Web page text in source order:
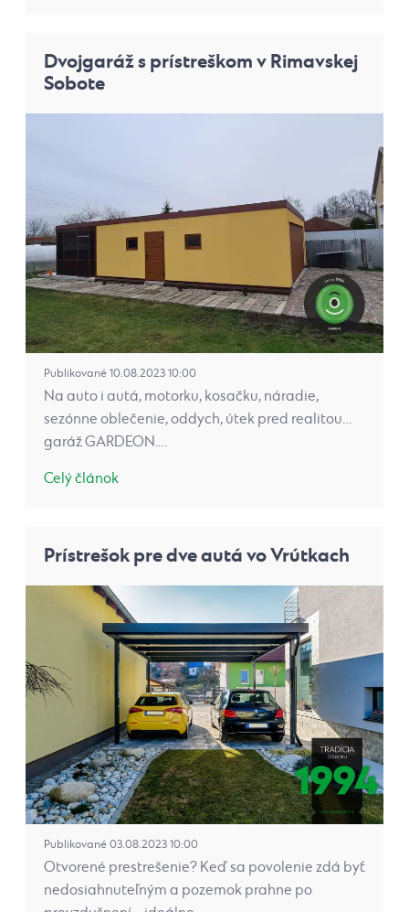
Dvojgaráž s prístreškom v Rimavskej
Sobote
Publikované 10.08.2023 10:00
Na auto i autá, motorku, kosačku, náradie,
sezónne oblečenie, oddych, útek pred realitou…
garáž GARDEON.…
Celý článok
Prístrešok pre dve autá vo Vrútkach
Publikované 03.08.2023 10:00
Otvorené prestrešenie? Keď sa povolenie zdá byť
nedosiahnuteľným a pozemok prahne po